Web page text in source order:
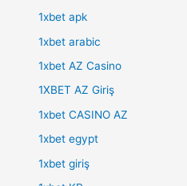
1xbet apk
1xbet arabic
1xbet AZ Casino
1XBET AZ Giriş
1xbet CASINO AZ
1xbet egypt
1xbet giriş